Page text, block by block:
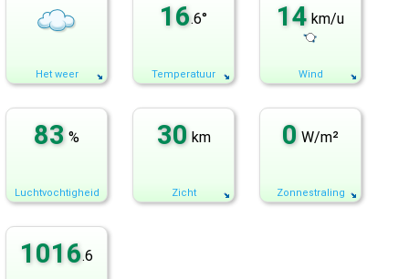
Het weer
16.6°
Temperatuur
14 km/u
Wind
83 %
Luchtvochtigheid
30 km
Zicht
0 W/m²
Zonnestraling
1016.6